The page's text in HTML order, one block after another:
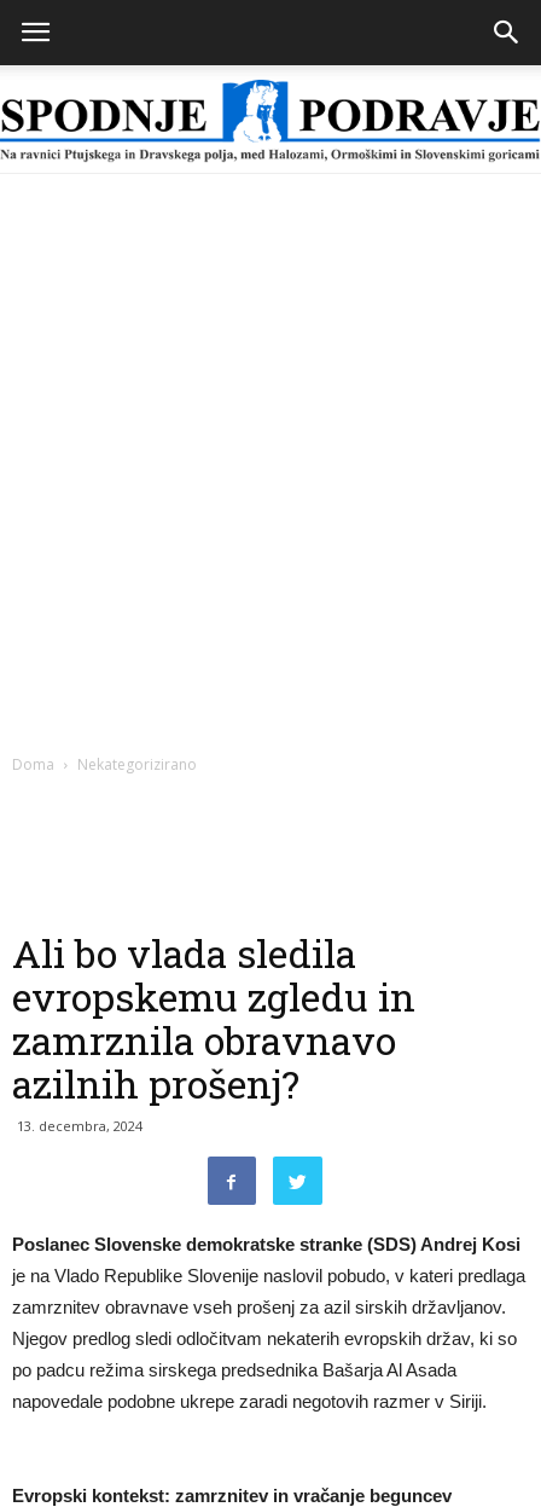
Doma Nekategorizirano
Ali bo vlada sledila
evropskemu zgledu in
zamrznila obravnavo
azilnih prošenj?
13. decembra, 2024
Poslanec Slovenske demokratske stranke (SDS) Andrej Kosi
je na Vlado Republike Slovenije naslovil pobudo, v kateri predlaga
zamrznitev obravnave vseh prošenj za azil sirskih državljanov.
Njegov predlog sledi odločitvam nekaterih evropskih držav, ki so
po padcu režima sirskega predsednika Bašarja Al Asada
napovedale podobne ukrepe zaradi negotovih razmer v Siriji.
Evropski kontekst: zamrznitev in vračanje beguncev